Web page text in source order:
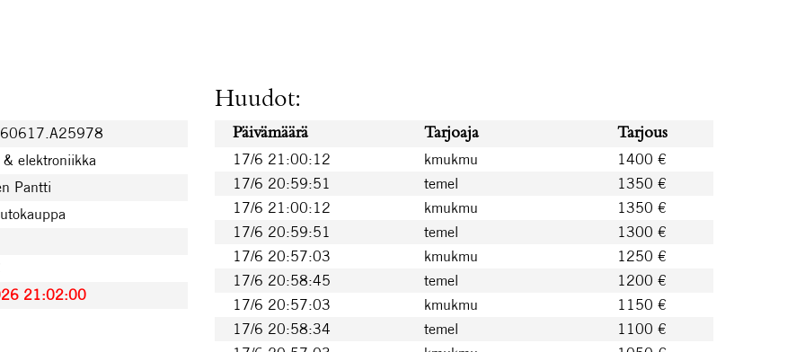
& elektroniikka
Pantti
21:02:00
Huudot:
Päivämäärä Tarjoaja Tarjous
17/6 21:00:12 kmukmu
1400 €
17/6 20:59:51
temel
1350 €
17/6 21:00:12
kmukmu
1350 €
17/6 20:59:51
temel
1300 €
17/6 20:57:03
kmukmu
1250 €
17/6 20:58:45
temel
1200 €
17/6 20:57:03
kmukmu
1150 €
17/6 20:58:34
temel
1100 €